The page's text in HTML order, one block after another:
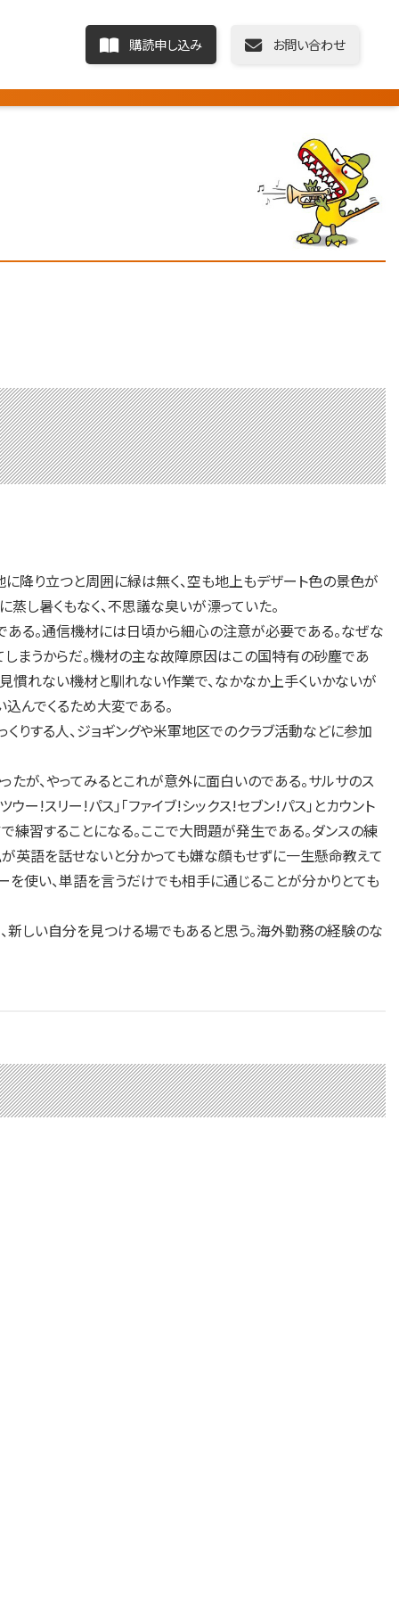
購読申し込み お問い合わせ
降り立つと周囲に緑は無く、空も地上もデザート色の景色が
し暑くもなく、不思議な臭いが漂っていた。
る。通信機材には日頃から細心の注意が必要である。なぜな
まうからだ。機材の主な故障原因はこの国特有の砂塵であ
慣れない機材と馴れない作業で、なかなか上手くいかないが
んでくるため大変である。
する人、ジョギングや米軍地区でのクラブ活動などに参加
が、やってみるとこれが意外に面白いのである。サルサのス
ー!スリー!パス」「ファイブ!シックス!セブン!パス」とカウント
練習することになる。ここで大問題が発生である。ダンスの練
英語を話せないと分かっても嫌な顔もせずに一生懸命教えて
を使い、単語を言うだけでも相手に通じることが分かりとても
しい自分を見つける場でもあると思う。海外勤務の経験のな